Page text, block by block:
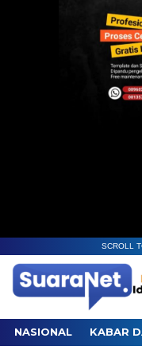
SCROLL
NASIONAL KABAR